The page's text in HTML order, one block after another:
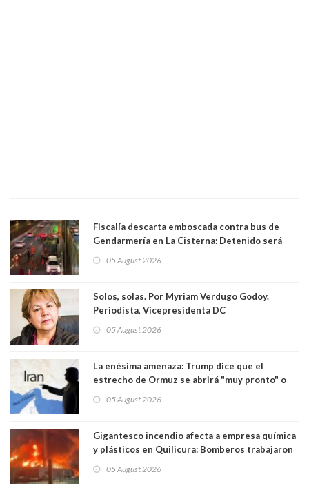
Fiscalía descarta emboscada contra bus de
Gendarmería en La Cisterna: Detenido será
05 August 2026
Solos, solas. Por Myriam Verdugo Godoy.
Periodista, Vicepresidenta DC
05 August 2026
La enésima amenaza: Trump dice que el
estrecho de Ormuz se abrirá "muy pronto" o
05 August 2026
Gigantesco incendio afecta a empresa química
y plásticos en Quilicura: Bomberos trabajaron
05 August 2026